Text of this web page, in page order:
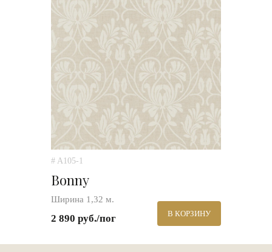
# A105-1
Bonny
Ширина 1,32 м.
2 890 руб./пог В КОРЗИНУ